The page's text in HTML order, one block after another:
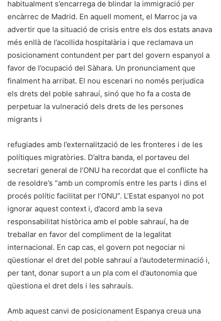
habitualment s’encarrega de blindar la immigració per
encàrrec de Madrid. En aquell moment, el Marroc ja va
advertir que la situació de crisis entre els dos estats anava
més enllà de l’acollida hospitalària i que reclamava un
posicionament contundent per part del govern espanyol a
favor de l’ocupació del Sàhara. Un pronunciament que
finalment ha arribat. El nou escenari no només perjudica
els drets del poble sahrauí, sinó que ho fa a costa de
perpetuar la vulneració dels drets de les persones
migrants i
refugiades amb l’externalització de les fronteres i de les
polítiques migratòries. D’altra banda, el portaveu del
secretari general de l’ONU ha recordat que el conflicte ha
de resoldre’s “amb un compromís entre les parts i dins el
procés polític facilitat per l’ONU”. L’Estat espanyol no pot
ignorar aquest context i, d’acord amb la seva
responsabilitat històrica amb el poble sahrauí, ha de
treballar en favor del compliment de la legalitat
internacional. En cap cas, el govern pot negociar ni
qüestionar el dret del poble sahrauí a l’autodeterminació i,
per tant, donar suport a un pla com el d’autonomia que
qüestiona el dret dels i les sahrauís.
Amb aquest canvi de posicionament Espanya creua una